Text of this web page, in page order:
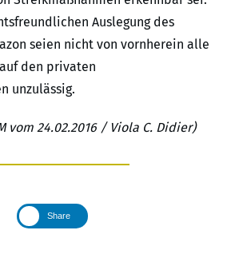
Auslegung des
seien nicht von vornherein alle
den privaten
unzulässig.
vom 24.02.2016 / Viola C. Didier)
Share